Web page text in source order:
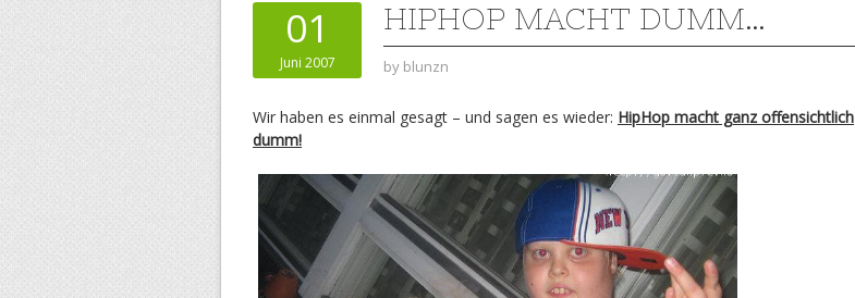
01
Juni 2007
HIPHOP MACHT DUMM…
by blunzn
Wir haben es einmal gesagt – und sagen es wieder: HipHop macht ganz offensichtlich
dumm!